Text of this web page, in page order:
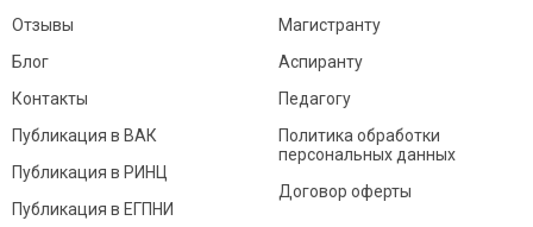
Отзывы
Блог
Контакты
Магистранту
Аспиранту
Педагогу
Публикация в ВАК
Публикация в РИНЦ
Публикация в ЕГПНИ
Политика обработки
персональных данных
Договор оферты